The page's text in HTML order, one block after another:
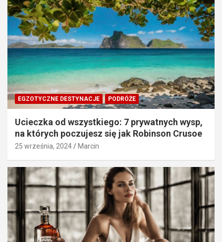
EGZOTYCZNE DESTYNACJE PODRÓŻE
Ucieczka od wszystkiego: 7 prywatnych wysp,
na których poczujesz się jak Robinson Crusoe
25 września, 2024 Marcin